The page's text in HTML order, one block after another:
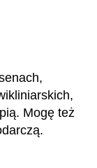
Mogę też